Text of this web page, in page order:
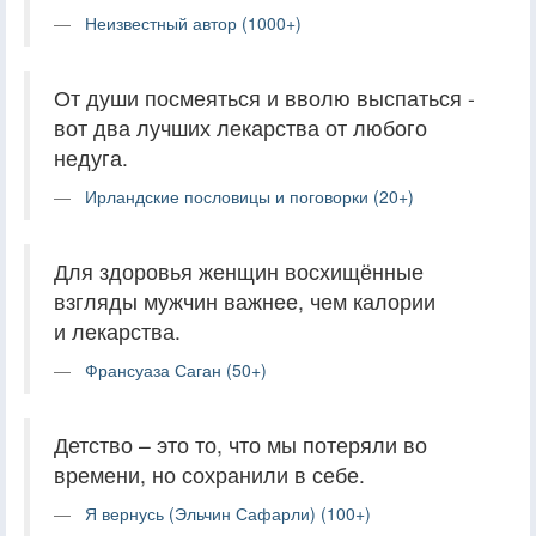
Неизвестный автор (1000+)
От души посмеяться и вволю выспаться -
вот два лучших лекарства от любого
недуга.
Ирландские пословицы и поговорки (20+)
Для здоровья женщин восхищённые
взгляды мужчин важнее, чем калории
и лекарства.
Франсуаза Саган (50+)
Детство – это то, что мы потеряли во
времени, но сохранили в себе.
Я вернусь (Эльчин Сафарли) (100+)